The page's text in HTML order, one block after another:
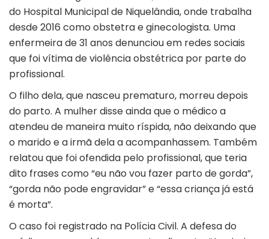
do Hospital Municipal de Niquelândia, onde trabalha
desde 2016 como obstetra e ginecologista. Uma
enfermeira de 31 anos denunciou em redes sociais
que foi vítima de violência obstétrica por parte do
profissional.
O filho dela, que nasceu prematuro, morreu depois
do parto. A mulher disse ainda que o médico a
atendeu de maneira muito ríspida, não deixando que
o marido e a irmã dela a acompanhassem. Também
relatou que foi ofendida pelo profissional, que teria
dito frases como “eu não vou fazer parto de gorda”,
“gorda não pode engravidar” e “essa criança já está
é morta”.
O caso foi registrado na Polícia Civil. A defesa do